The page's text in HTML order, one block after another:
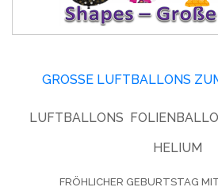
GROSSE LUFTBALLONS
LUFTBALLONS
HELIUM
FRÖHLICHER GEBURTSTAG